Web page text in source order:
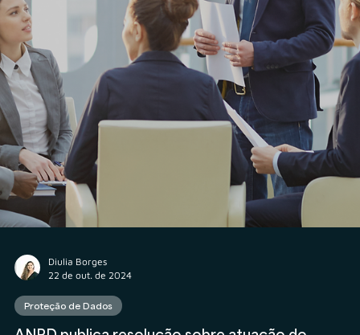
Rodolfo Al Alam
31 de out. de 2024
Proteção de Dados
Por que minha empresa deve se preocupar com a
Segurança da Informação?